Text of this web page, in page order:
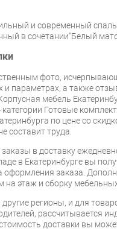
и современный
в сочетании"Белый
фото,
и параметрах, а также
мебель
категории Готовые
по цене со
составит труда.
в доставку
в Екатеринбурге вы
оформления заказа.
на этаж и сборку
другие регионы, и для
рассчитывается
доставки вы